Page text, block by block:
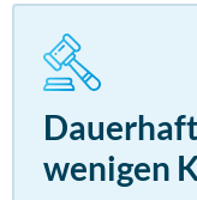
wenigen